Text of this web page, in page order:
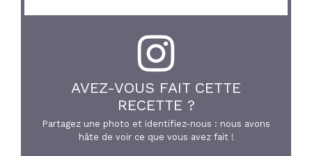
AVEZ-VOUS FAIT CETTE
RECETTE ?
Partagez une photo et identifiez-nous : nous avons
hâte de voir ce que vous avez fait !